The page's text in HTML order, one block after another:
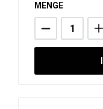
MENGE